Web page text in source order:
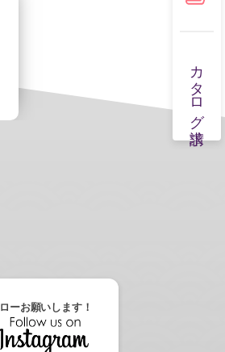
ーお願いします！
カタログ請求